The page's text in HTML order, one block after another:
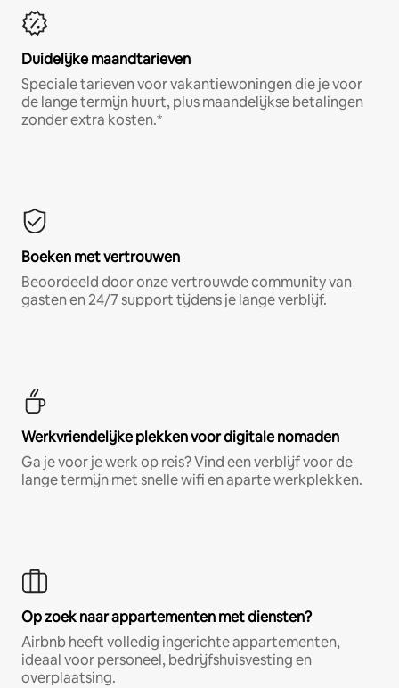
Duidelijke maandtarieven
Speciale tarieven voor vakantiewoningen die je voor
de lange termijn huurt, plus maandelijkse betalingen
zonder extra kosten.*
Boeken met vertrouwen
Beoordeeld door onze vertrouwde community van
gasten en 24/7 support tijdens je lange verblijf.
Werkvriendelijke plekken voor digitale nomaden
Ga je voor je werk op reis? Vind een verblijf voor de
lange termijn met snelle wifi en aparte werkplekken.
Op zoek naar appartementen met diensten?
Airbnb heeft volledig ingerichte appartementen,
ideaal voor personeel, bedrijfshuisvesting en
overplaatsing.